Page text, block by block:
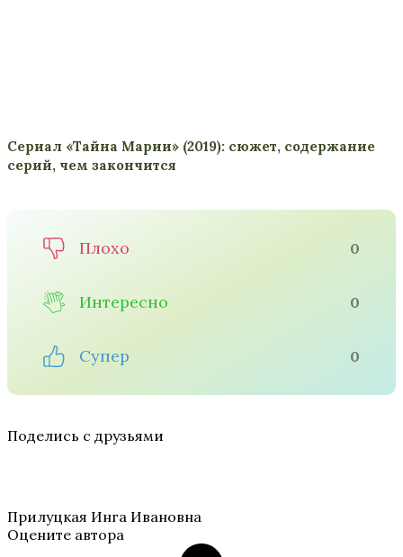
Сериал «Тайна Марии» (2019): сюжет, содержание
серий, чем закончится
Плохо 0
Интересно 0
Супер 0
Поделись с друзьями
Прилуцкая Инга Ивановна
Оцените автора